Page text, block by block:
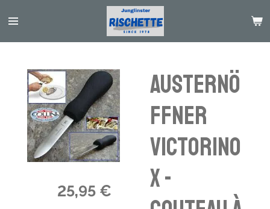
au
Austernö
ffner
Victorino
x -
25,95 €